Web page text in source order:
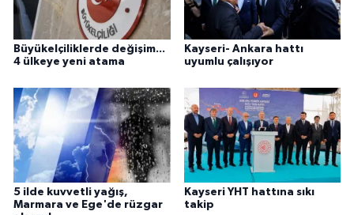
Büyükelçiliklerde değişim...
4 ülkeye yeni atama
Kayseri- Ankara hattı
uyumlu çalışıyor
5 ilde kuvvetli yağış,
Marmara ve Ege'de rüzgar
Kayseri YHT hattına sıkı
takip